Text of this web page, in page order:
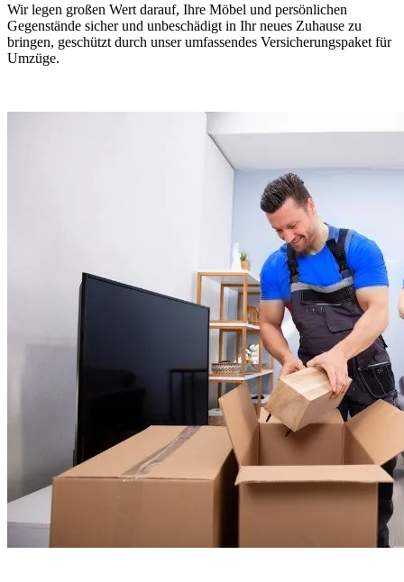
Wir legen großen Wert darauf, Ihre Möbel und persönlichen
Gegenstände sicher und unbeschädigt in Ihr neues Zuhause zu
bringen, geschützt durch unser umfassendes Versicherungspaket für
Umzüge.